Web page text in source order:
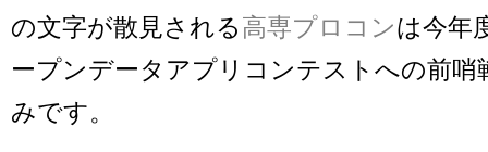
の文字が散見される高専プロコンは今年
ープンデータアプリコンテストへの前哨
みです。